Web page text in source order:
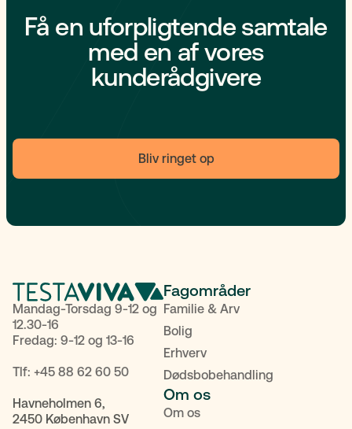
Få en uforpligtende samtale
med en af vores
kunderådgivere
Bliv ringet op
Mandag-Torsdag 9-12 og
12.30-16
Fredag: 9-12 og 13-16
Tlf: +45 88 62 60 50
Havneholmen 6,
2450 København SV
Fagområder
Familie & Arv
Bolig
Erhverv
Dødsbobehandling
Om os
Om os